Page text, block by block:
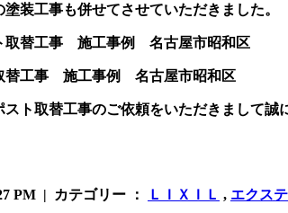
装工事も併せてさせていただきました。
替工事 施工事例 名古屋市昭和区
スト取替工事のご依頼をいただきまして
PM | カテゴリー ： ＬＩＸＩＬ , エクス